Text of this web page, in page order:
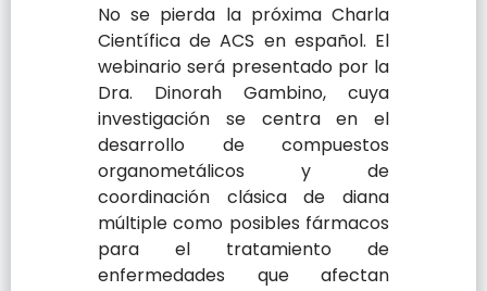
No se pierda la próxima Charla
Científica de ACS en español. El
webinario será presentado por la
Dra. Dinorah Gambino, cuya
investigación se centra en el
desarrollo de compuestos
organometálicos y de
coordinación clásica de diana
múltiple como posibles fármacos
para el tratamiento de
enfermedades que afectan